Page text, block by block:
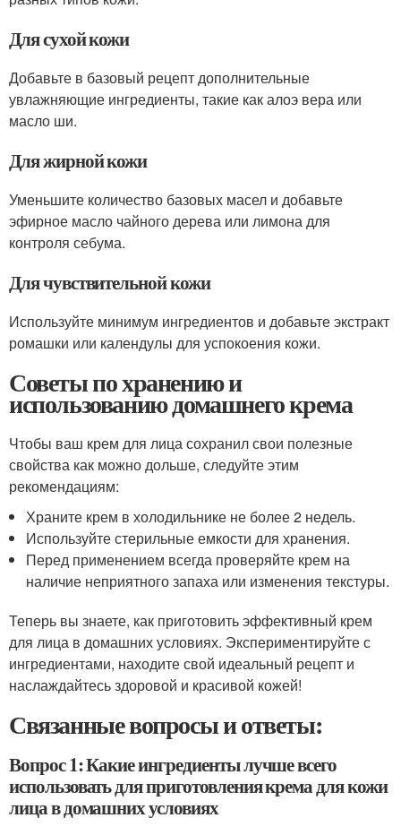
Для сухой кожи
Добавьте в базовый рецепт дополнительные
увлажняющие ингредиенты, такие как алоэ вера или
масло ши.
Для жирной кожи
Уменьшите количество базовых масел и добавьте
эфирное масло чайного дерева или лимона для
контроля себума.
Для чувствительной кожи
Используйте минимум ингредиентов и добавьте экстракт
ромашки или календулы для успокоения кожи.
Советы по хранению и
использованию домашнего крема
Чтобы ваш крем для лица сохранил свои полезные
свойства как можно дольше, следуйте этим
рекомендациям:
Храните крем в холодильнике не более 2 недель.
Используйте стерильные емкости для хранения.
Перед применением всегда проверяйте крем на
наличие неприятного запаха или изменения текстуры.
Теперь вы знаете, как приготовить эффективный крем
для лица в домашних условиях. Экспериментируйте с
ингредиентами, находите свой идеальный рецепт и
наслаждайтесь здоровой и красивой кожей!
Связанные вопросы и ответы:
Вопрос 1: Какие ингредиенты лучше всего
использовать для приготовления крема для кожи
лица в домашних условиях